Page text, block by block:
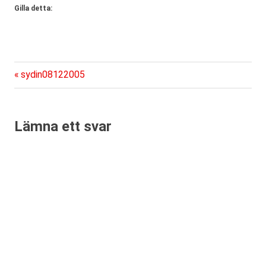
Gilla detta:
Inläggsnavigering
Föregående
inlägg:
sydin08122005
Lämna ett svar